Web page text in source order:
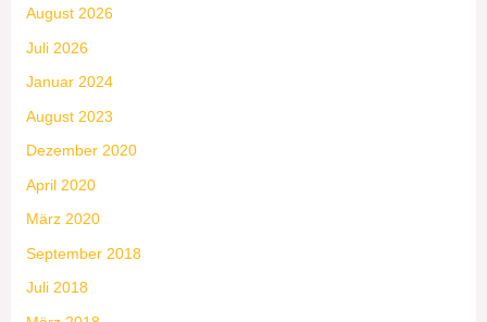
August 2026
Juli 2026
Januar 2024
August 2023
Dezember 2020
April 2020
März 2020
September 2018
Juli 2018